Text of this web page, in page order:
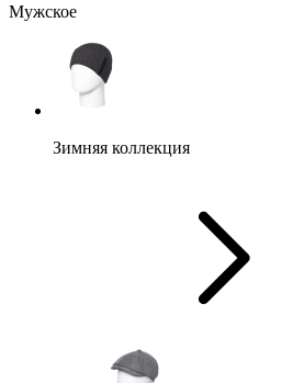
Мужское
Зимняя коллекция